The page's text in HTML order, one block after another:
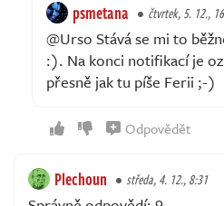
psmetana čtvrtek, 5. 12.,
@Urso Stává se mi to
:). Na konci notifikací je
přesně jak tu píše Ferii ;-)
Odpovědět
Plechoun středa, 4. 12., 8:31